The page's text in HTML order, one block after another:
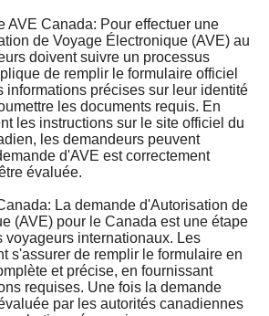
AVE Canada: Pour effectuer une
de Voyage Électronique (AVE) au
doivent suivre un processus
de remplir le formulaire officiel
informations précises sur leur identité
les documents requis. En
les instructions sur le site officiel du
les demandeurs peuvent
d'AVE est correctement
évaluée.
La demande d'Autorisation de
(AVE) pour le Canada est une étape
voyageurs internationaux. Les
s'assurer de remplir le formulaire en
et précise, en fournissant
requises. Une fois la demande
par les autorités canadiennes